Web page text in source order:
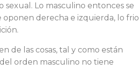
sexual. Lo masculino entonces se
oponen derecha e iz­quierda, lo frio
de las cosas, tal y como es­tán
orden masculino no tiene